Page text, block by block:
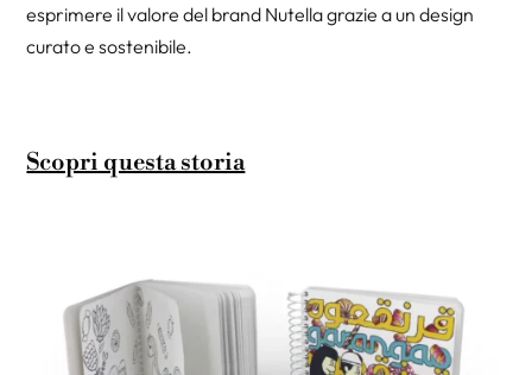
esprimere il valore del brand Nutella grazie a un design
curato e sostenibile.
Scopri questa storia